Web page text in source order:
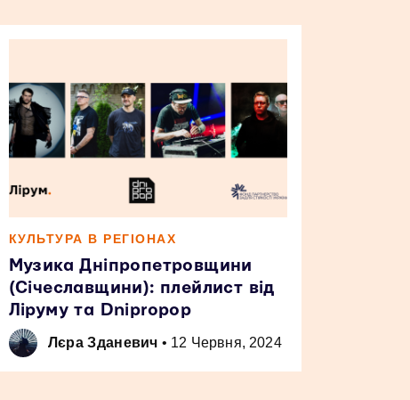
КУЛЬТУРА В РЕГІОНАХ
Музика Дніпропетровщини
(Січеславщини): плейлист від
Ліруму та Dnipropop
Лєра Зданевич • 12 Червня, 2024